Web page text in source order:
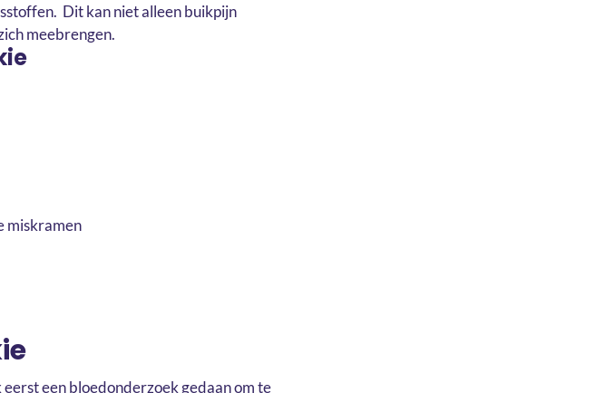
Dit kan niet alleen buikpijn
meebrengen.
miskramen
een bloedonderzoek gedaan om te